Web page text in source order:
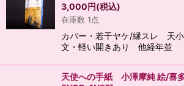
3,000円(税込)
在庫数 1点
カバー・若干ヤケ/縁スレ 天
文・軽い開きあり 他経年並
天使への手紙 小澤摩純 絵/喜